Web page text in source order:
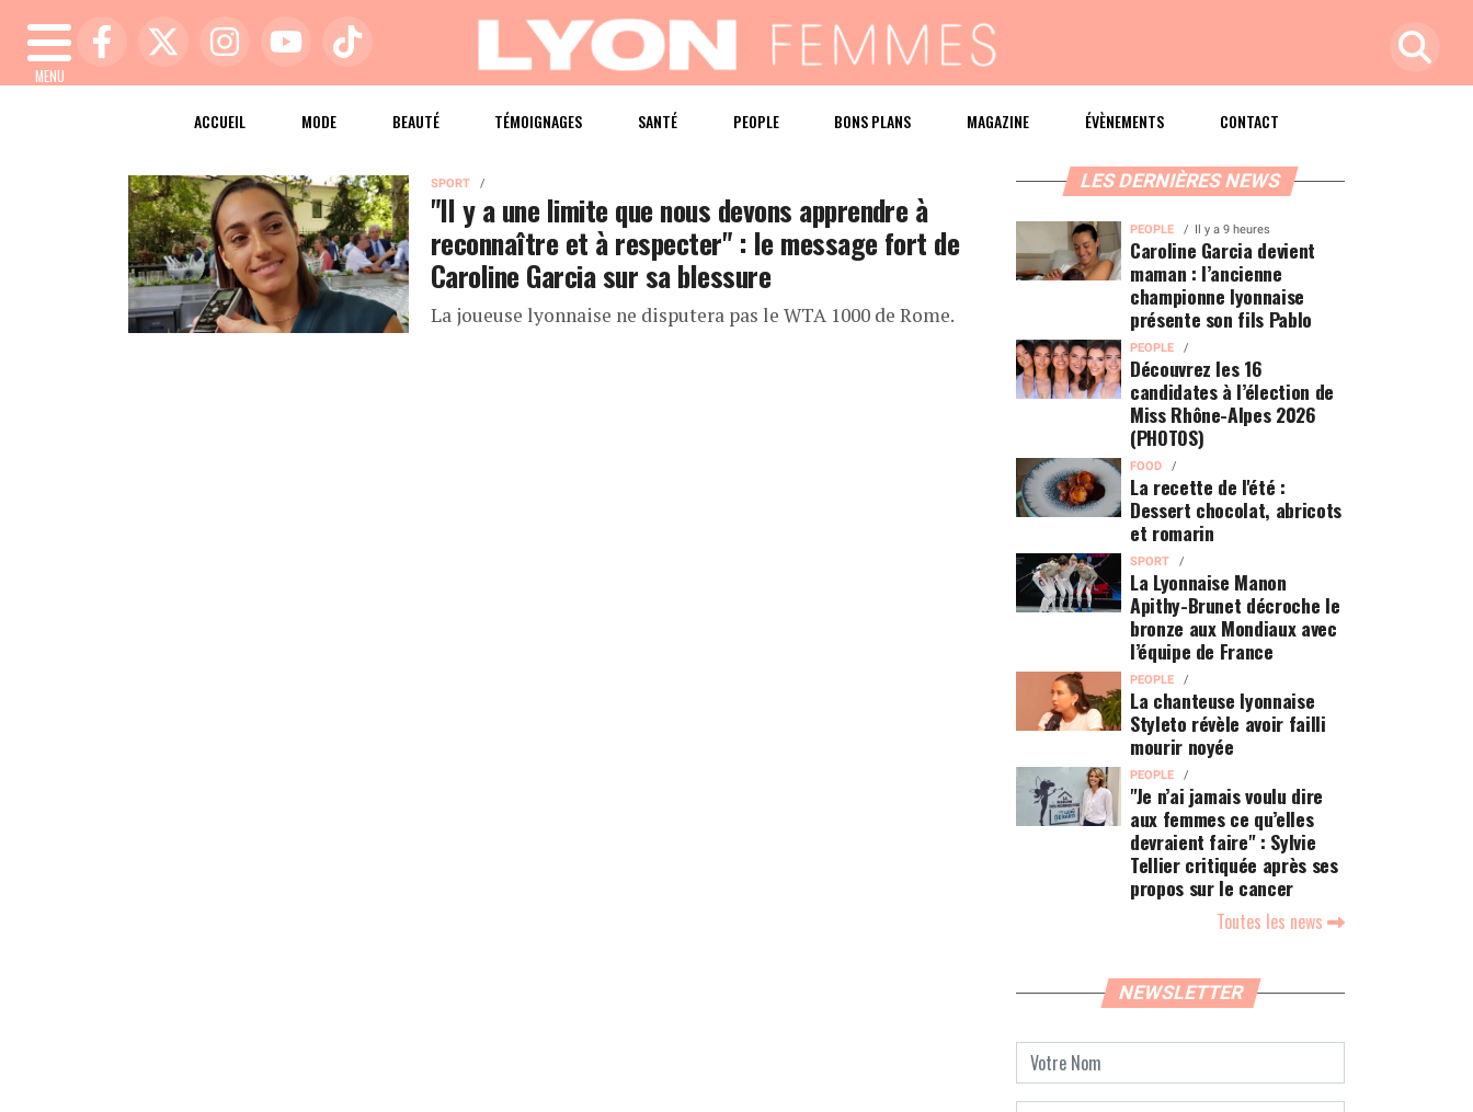
MENU
ACCUEIL MODE BEAUTÉ TÉMOIGNAGES SANTÉ PEOPLE BONS PLANS MAGAZINE ÉVÈNEMENTS CONTACT
SPORT
"Il y a une limite que nous devons apprendre à
reconnaître et à respecter" : le message fort de
Caroline Garcia sur sa blessure
La joueuse lyonnaise ne disputera pas le WTA 1000 de Rome.
LES DERNIÈRES NEWS
PEOPLE Il y a 9 heures
Caroline Garcia devient
maman : l’ancienne
championne lyonnaise
présente son fils Pablo
PEOPLE
Découvrez les 16
candidates à l’élection de
Miss Rhône-Alpes 2026
(PHOTOS)
FOOD
La recette de l'été :
Dessert chocolat, abricots
et romarin
SPORT
La Lyonnaise Manon
Apithy-Brunet décroche le
bronze aux Mondiaux avec
l’équipe de France
PEOPLE
La chanteuse lyonnaise
Styleto révèle avoir failli
mourir noyée
PEOPLE
"Je n’ai jamais voulu dire
aux femmes ce qu’elles
devraient faire" : Sylvie
Tellier critiquée après ses
propos sur le cancer
Toutes les news
NEWSLETTER